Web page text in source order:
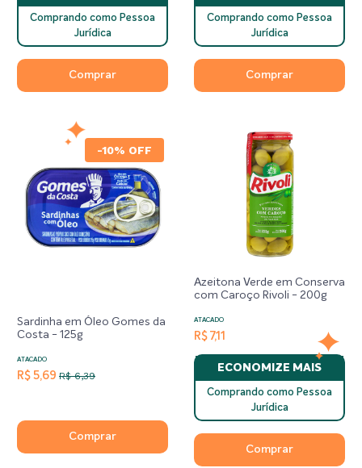
Comprando como Pessoa
Jurídica
Comprar
Comprando como Pessoa
Jurídica
Comprar
-10% OFF
Sardinha em Óleo Gomes da
Costa - 125g
ATACADO
R$ 5,69 R$ 6,39
Comprar
Azeitona Verde em Conserva
com Caroço Rivoli - 200g
ATACADO
R$ 7,11
ECONOMIZE MAIS
Comprando como Pessoa
Jurídica
Comprar